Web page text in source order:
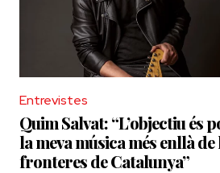
Entrevistes
Quim Salvat: “L’objectiu és
la meva música més enllà de
fronteres de Catalunya”